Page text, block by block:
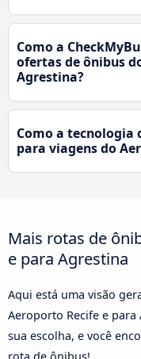
Como a
ofertas de ônibus
Agrestina?
Como a tecnologia
para viagens do
Mais rotas de
e para Agrestina
Aqui está uma visão
Aeroporto Recife e
sua escolha, e você